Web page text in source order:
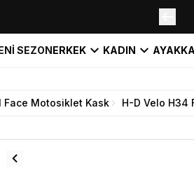
SEZONERKEK KADIN
Face Motosiklet Kask H-D Velo H34